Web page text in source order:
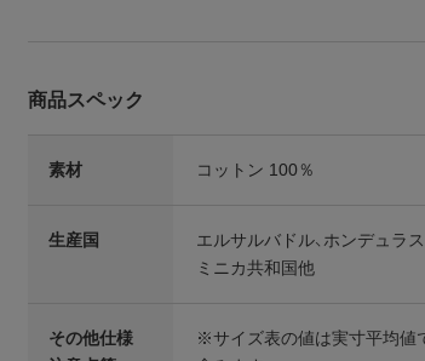
商品スペック
素材 コットン 100％
生産国
エルサルバドル、ホンデュラス
ミニカ共和国他
その他仕様
※サイズ表の値は実寸平均値